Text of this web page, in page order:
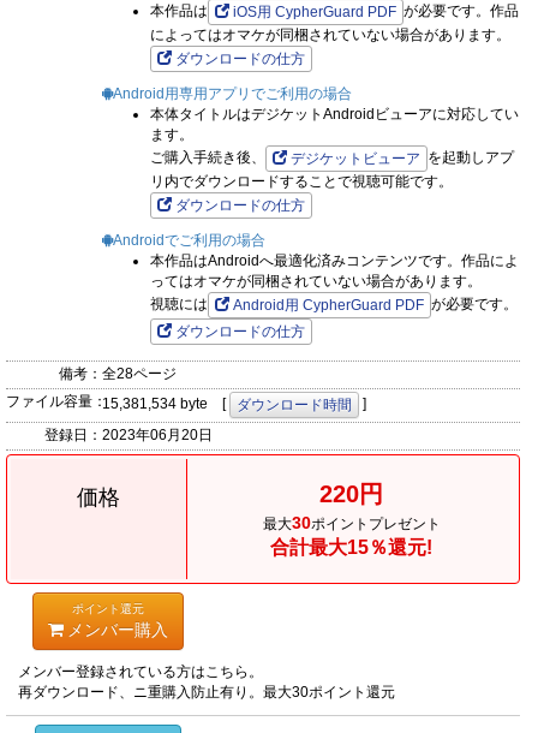
本作品は
iOS用 CypherGuard PDF が必要です。作品
によってはオマケが同梱されていない場合があります。
ダウンロードの仕方
Android用専用アプリでご利用の場合
本体タイトルはデジケットAndroidビューアに対応してい
ます。
ご購入手続き後、
デジケットビューア を起動しアプ
リ内でダウンロードすることで視聴可能です。
ダウンロードの仕方
Androidでご利用の場合
本作品はAndroidへ最適化済みコンテンツです。作品によ
ってはオマケが同梱されていない場合があります。
視聴には
Android用 CypherGuard PDF が必要です。
ダウンロードの仕方
備考： 全28ページ
ファイル容量：15,381,534 byte [ ダウンロード時間
]
登録日： 2023年06月20日
価格 220円
最大30ポイントプレゼント
合計最大15％還元!
ポイント還元
メンバー購入
メンバー登録されている方はこちら。
再ダウンロード、ニ重購入防止有り。最大30ポイント還元